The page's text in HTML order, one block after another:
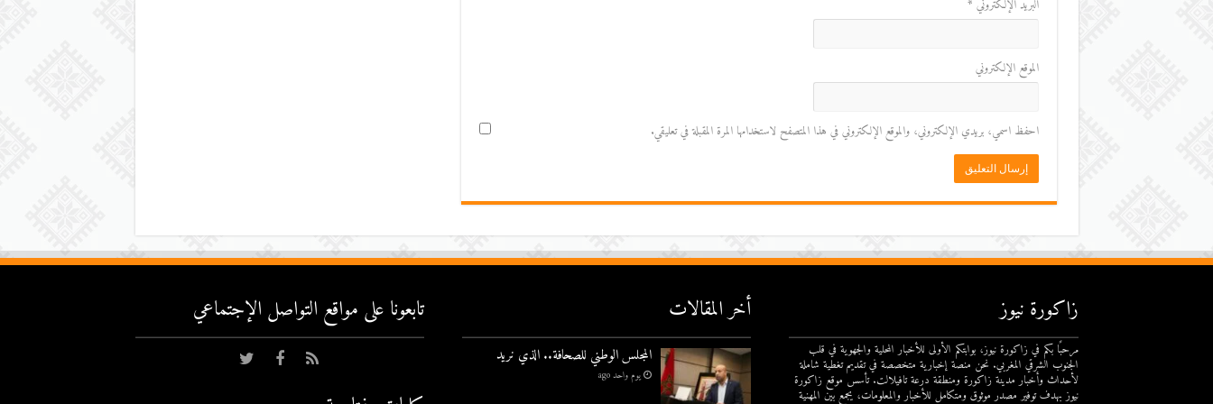
البريد الإلكتروني *
الموقع الإلكتروني
احفظ اسمي، بريدي الإلكتروني، والموقع الإلكتروني في هذا المتصفح لاستخدامها المرة المقبلة في تعليقي.
زاكورة نيوز
مرحبًا بكم في زاكورة نيوز، بوابتكم الأولى للأخبار المحلية والجهوية في قلب
الجنوب الشرقي المغربي. نحن منصة إخبارية متخصصة في تقديم تغطية شاملة
لأحداث وأخبار مدينة زاكورة ومنطقة درعة تافيلالت. تأسس موقع زاكورة
نيوز بهدف توفير مصدر موثوق ومتكامل للأخبار والمعلومات، يجمع بين المهنية
أخر المقالات
المجلس الوطني للصحافة.. الذي نريد
يوم واحد ago
تابعونا على مواقع التواصل اﻹجتماعي